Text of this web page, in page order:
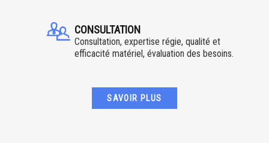
CONSULTATION
Consultation, expertise régie, qualité et
efficacité matériel, évaluation des besoins.
SAVOIR PLUS